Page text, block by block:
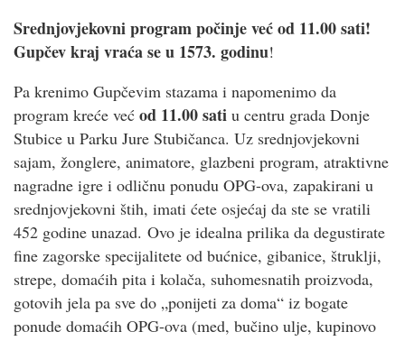
Srednjovjekovni program počinje već od 11.00 sati!
Gupčev kraj vraća se u 1573. godinu!
Pa krenimo Gupčevim stazama i napomenimo da
program kreće već od 11.00 sati u centru grada Donje
Stubice u Parku Jure Stubičanca. Uz srednjovjekovni
sajam, žonglere, animatore, glazbeni program, atraktivne
nagradne igre i odličnu ponudu OPG-ova, zapakirani u
srednjovjekovni štih, imati ćete osjećaj da ste se vratili
452 godine unazad. Ovo je idealna prilika da degustirate
fine zagorske specijalitete od bućnice, gibanice, štruklji,
strepe, domaćih pita i kolača, suhomesnatih proizvoda,
gotovih jela pa sve do „ponijeti za doma“ iz bogate
ponude domaćih OPG-ova (med, bučino ulje, kupinovo